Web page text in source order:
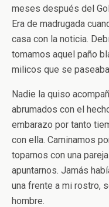
meses después del
Era de madrugada
casa con la noticia.
tomamos aquel paño
milicos que se
Nadie la quiso
abrumados con el
embarazo por tanto
con ella. Caminamos
toparnos con una
apuntarnos. Jamás
una frente a mi rostro,
hombre.